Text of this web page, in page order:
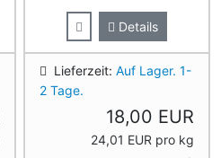
Details
Lieferzeit: Auf Lager. 1-
2 Tage.
18,00 EUR
24,01 EUR pro kg